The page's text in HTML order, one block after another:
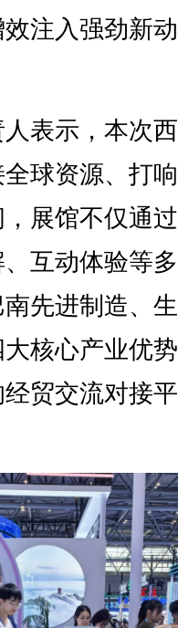
注入强劲新
示，本次西
球资源、打
展馆不仅通
互动体验等
先进制造、
核心产业优
贸交流对接